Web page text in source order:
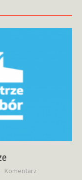
Komentarz